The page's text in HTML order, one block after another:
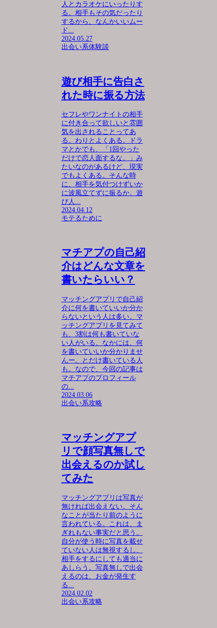
人とカラオケにいったりす
る。相手もその気だったり
するから、なんかいいムー
ド...
2024.05.27
出会い系体験談
遊び相手に告白さ
れた時に振る方法
セフレやワンナイトの相手
に付き合って欲しいと雰囲
気を出されることってあ
る。わりとよくある。ドラ
マとかでも、「1回やった
だけで恋人面するな。」み
たいなのがあるけど、現実
でもよくある。そんな時
に、相手を気付つけずいか
に波風立てずに振るか。遊
び人...
2024.04.12
モテるために
マチアプの自己紹
介はどんな文章を
書いたらいい？
マッチングアプリで自己紹
介に何を書いていいか分か
らないという人は多い。マ
ッチングアプリを見てみて
も、3割は何も書いていな
い人がいる。なかには、何
を書いていいか分かりませ
んー。とだけ書いている人
も。なので、今回の記事は
マチアプのプロフィール
の...
2024.03.06
出会い系攻略
マッチングアプ
リで顔写真無しで
出会えるのか試し
てみた
マッチングアプリは写真が
無ければ出会えない。そん
なことが当たり前のように
言われている。これは、ま
ぎれもない事実だと思う。
自分が使う時に写真を載せ
ていない人は無視するし、
相手をするにしても適当に
あしらう。写真無しで出会
えるのは、お金が発生す
る...
2024.02.02
出会い系攻略